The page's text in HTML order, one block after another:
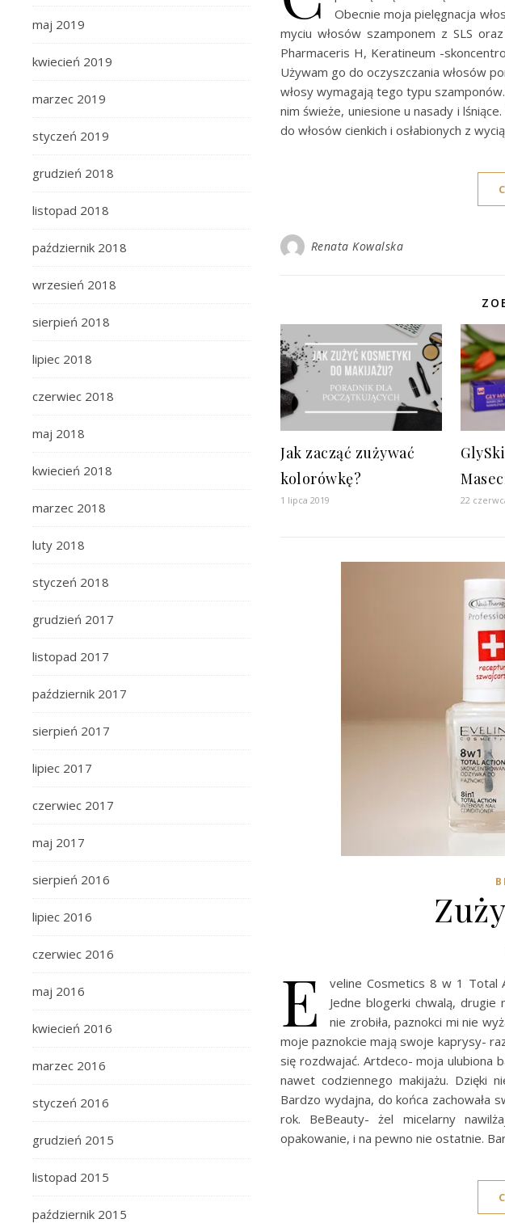
maj 2019
kwiecień 2019
marzec 2019
styczeń 2019
grudzień 2018
listopad 2018
październik 2018
wrzesień 2018
sierpień 2018
lipiec 2018
czerwiec 2018
maj 2018
kwiecień 2018
marzec 2018
luty 2018
styczeń 2018
grudzień 2017
listopad 2017
październik 2017
sierpień 2017
lipiec 2017
czerwiec 2017
maj 2017
sierpień 2016
lipiec 2016
czerwiec 2016
maj 2016
kwiecień 2016
marzec 2016
styczeń 2016
grudzień 2015
listopad 2015
październik 2015
Obecnie moja pielęgnacja
myciu włosów szamponem z SLS
Pharmaceris H, Keratineum -
Używam go do oczyszczania włosów
włosy wymagają tego typu
nim świeże, uniesione u nasady i
do włosów cienkich i osłabionych z
Renata Kowalska
Jak zacząć zużywać
kolorówkę?
1 lipca 2019 22
E
veline Cosmetics 8 w 1 Total
Jedne blogerki chwalą,
nie zrobiła, paznokci mi nie
moje paznokcie mają swoje kaprysy-
się rozdwajać. Artdeco- moja ulubiona
nawet codziennego makijażu. Dzięki
Bardzo wydajna, do końca zachowała
rok. BeBeauty- żel micelarny
opakowanie, i na pewno nie ostatnie.